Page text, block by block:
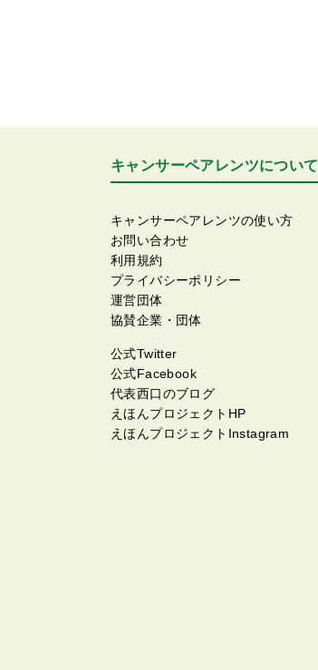
キャンサーペアレンツについて
キャンサーペアレンツの使い方
お問い合わせ
利用規約
プライバシーポリシー
運営団体
協賛企業・団体
公式Twitter
公式Facebook
代表西口のブログ
えほんプロジェクトHP
えほんプロジェクトInstagram